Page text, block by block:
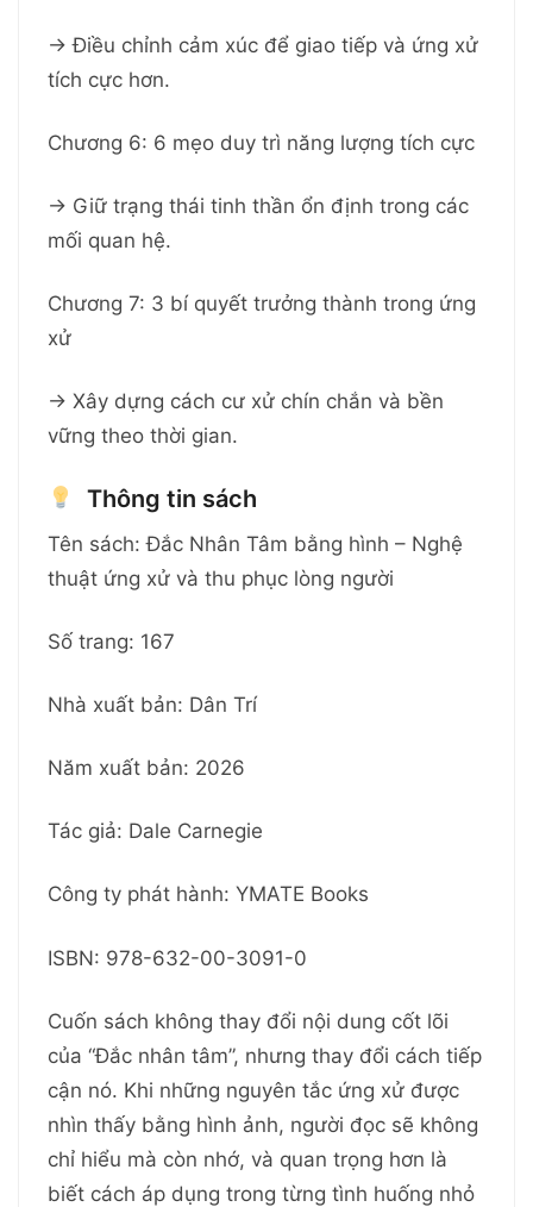
→ Điều chỉnh cảm xúc để giao tiếp và ứng xử
tích cực hơn.
Chương 6: 6 mẹo duy trì năng lượng tích cực
→ Giữ trạng thái tinh thần ổn định trong các
mối quan hệ.
Chương 7: 3 bí quyết trưởng thành trong ứng
xử
→ Xây dựng cách cư xử chín chắn và bền
vững theo thời gian.
Thông tin sách
Tên sách: Đắc Nhân Tâm bằng hình – Nghệ
thuật ứng xử và thu phục lòng người
Số trang: 167
Nhà xuất bản: Dân Trí
Năm xuất bản: 2026
Tác giả: Dale Carnegie
Công ty phát hành: YMATE Books
ISBN: 978-632-00-3091-0
Cuốn sách không thay đổi nội dung cốt lõi
của “Đắc nhân tâm”, nhưng thay đổi cách tiếp
cận nó. Khi những nguyên tắc ứng xử được
nhìn thấy bằng hình ảnh, người đọc sẽ không
chỉ hiểu mà còn nhớ, và quan trọng hơn là
biết cách áp dụng trong từng tình huống nhỏ